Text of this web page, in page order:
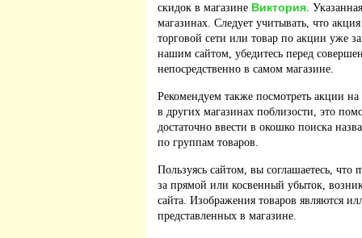
скидок в магазине Виктория.
магазинах. Следует учитывать, что
торговой сети или товар по акции уже
нашим сайтом, убедитесь перед
непосредственно в самом магазине.
Рекомендуем также посмотреть акции
в других магазинах поблизости, это
достаточно ввести в окошко поиска
по группам товаров.
Пользуясь сайтом, вы соглашаетесь, что
за прямой или косвенный убыток,
сайта. Изображения товаров являются
представленных в магазине.